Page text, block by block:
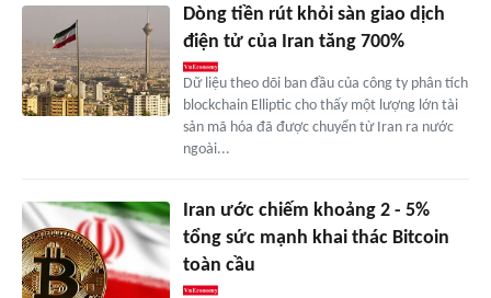
Dòng tiền rút khỏi sàn giao dịch
điện tử của Iran tăng 700%
Dữ liệu theo dõi ban đầu của công ty phân tích
blockchain Elliptic cho thấy một lượng lớn tài
sản mã hóa đã được chuyển từ Iran ra nước
ngoài...
Iran ước chiếm khoảng 2 - 5%
tổng sức mạnh khai thác Bitcoin
toàn cầu